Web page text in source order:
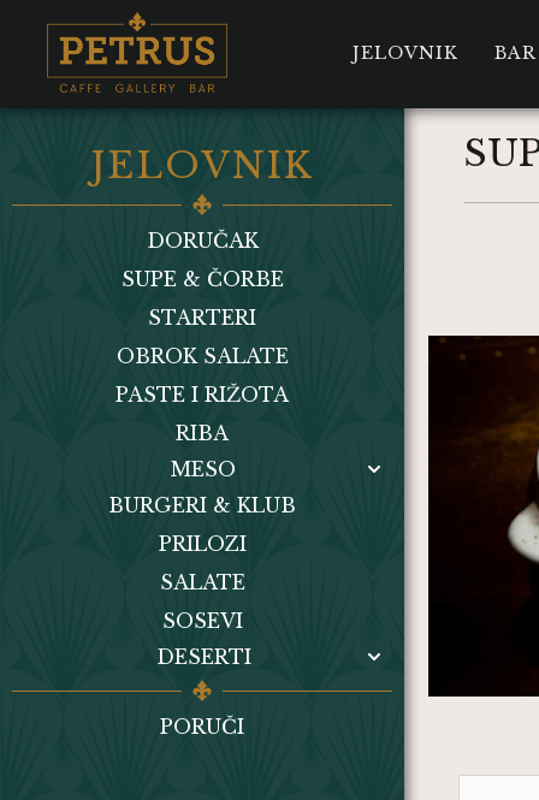
JELOVNIK BAR
JELOVNIK
DORUČAK
SUPE & ČORBE
STARTERI
OBROK SALATE
PASTE I RIŽOTA
RIBA
MESO
BURGERI & KLUB
PRILOZI
SALATE
SOSEVI
DESERTI
PORUČI